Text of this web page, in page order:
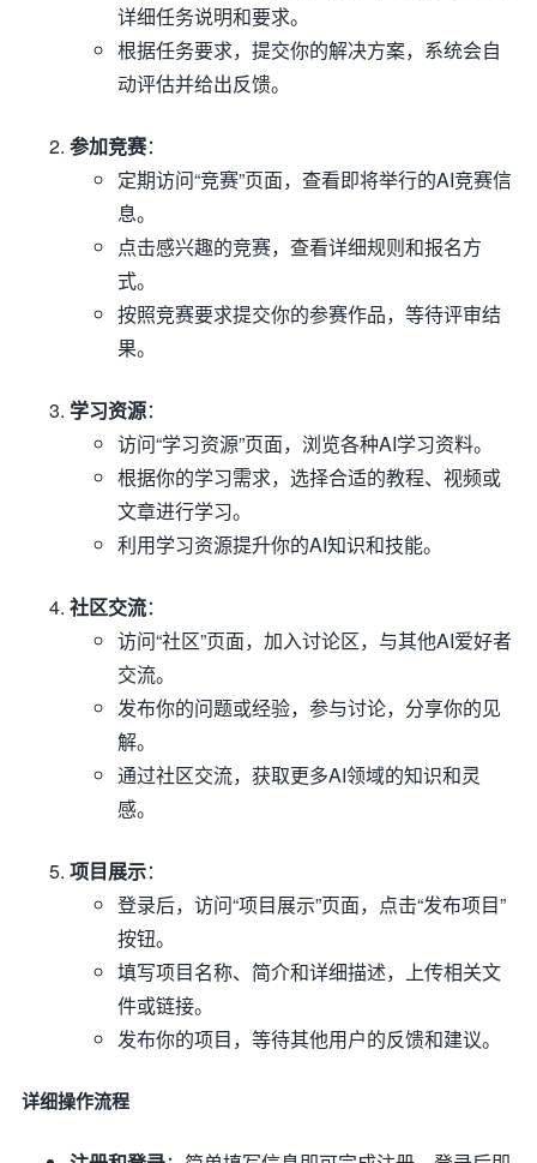
详细任务说明和要求。
根据任务要求，提交你的解决方案，系统会自
动评估并给出反馈。
参加竞赛：
定期访问“竞赛”页面，查看即将举行的AI竞赛信
息。
点击感兴趣的竞赛，查看详细规则和报名方
式。
按照竞赛要求提交你的参赛作品，等待评审结
果。
学习资源：
访问“学习资源”页面，浏览各种AI学习资料。
根据你的学习需求，选择合适的教程、视频或
文章进行学习。
利用学习资源提升你的AI知识和技能。
社区交流：
访问“社区”页面，加入讨论区，与其他AI爱好者
交流。
发布你的问题或经验，参与讨论，分享你的见
解。
通过社区交流，获取更多AI领域的知识和灵
感。
项目展示：
登录后，访问“项目展示”页面，点击“发布项目”
按钮。
填写项目名称、简介和详细描述，上传相关文
件或链接。
发布你的项目，等待其他用户的反馈和建议。
详细操作流程